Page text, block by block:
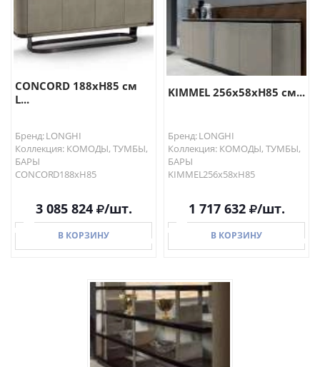
CONCORD 188хH85 см
L...
Бренд: LONGHI
Коллекция: КОМОДЫ, ТУМБЫ,
БАРЫ
CONCORD188хH85
3 085 824 /шт.
В КОРЗИНУ
В КОРЗИНУ
KIMMEL 256x58xH85 см...
Бренд: LONGHI
Коллекция: КОМОДЫ, ТУМБЫ,
БАРЫ
KIMMEL256x58xH85
1 717 632 /шт.
В КОРЗИНУ
В КОРЗИНУ